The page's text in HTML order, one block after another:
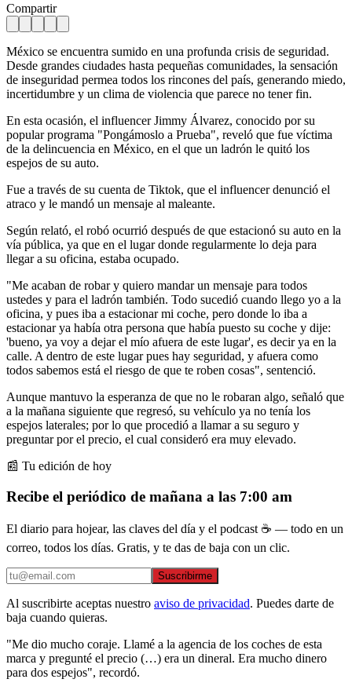
Compartir
México se encuentra sumido en una profunda crisis de seguridad.
Desde grandes ciudades hasta pequeñas comunidades, la sensación
de inseguridad permea todos los rincones del país, generando miedo,
incertidumbre y un clima de violencia que parece no tener fin.
En esta ocasión, el influencer Jimmy Álvarez, conocido por su
popular programa "Pongámoslo a Prueba", reveló que fue víctima
de la delincuencia en México, en el que un ladrón le quitó los
espejos de su auto.
Fue a través de su cuenta de Tiktok, que el influencer denunció el
atraco y le mandó un mensaje al maleante.
Según relató, el robó ocurrió después de que estacionó su auto en la
vía pública, ya que en el lugar donde regularmente lo deja para
llegar a su oficina, estaba ocupado.
"Me acaban de robar y quiero mandar un mensaje para todos
ustedes y para el ladrón también. Todo sucedió cuando llego yo a la
oficina, y pues iba a estacionar mi coche, pero donde lo iba a
estacionar ya había otra persona que había puesto su coche y dije:
'bueno, ya voy a dejar el mío afuera de este lugar', es decir ya en la
calle. A dentro de este lugar pues hay seguridad, y afuera como
todos sabemos está el riesgo de que te roben cosas", sentenció.
Aunque mantuvo la esperanza de que no le robaran algo, señaló que
a la mañana siguiente que regresó, su vehículo ya no tenía los
espejos laterales; por lo que procedió a llamar a su seguro y
preguntar por el precio, el cual consideró era muy elevado.
📰 Tu edición de hoy
Recibe el periódico de mañana a las 7:00 am
El diario para hojear, las claves del día y el podcast ☕ — todo en un
correo, todos los días. Gratis, y te das de baja con un clic.
Suscribirme
Al suscribirte aceptas nuestro aviso de privacidad. Puedes darte de
baja cuando quieras.
"Me dio mucho coraje. Llamé a la agencia de los coches de esta
marca y pregunté el precio (…) era un dineral. Era mucho dinero
para dos espejos", recordó.